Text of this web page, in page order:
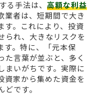
る手法は、 高額な利益
業者は、短期間で大き
す。これにより、投資
られ、大きなリスクを
す。特に、「元本保
た言葉が並ぶと、多く
まいがちです。実際に
資家から集めた資金を
です。